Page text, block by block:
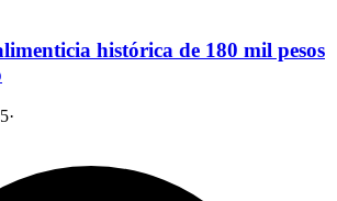
histórica de 180 mil pesos
·